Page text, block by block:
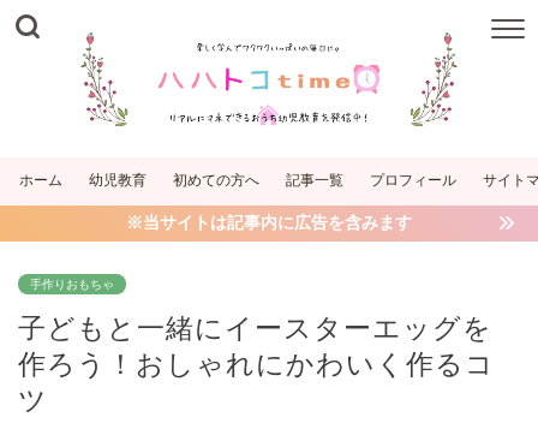
ホーム 幼児教育 初めての方へ 記事一覧 プロフィール サイト
※当サイトは記事内に広告を含みます
手作りおもちゃ
子どもと一緒にイースターエッグを
作ろう！おしゃれにかわいく作るコ
ツ